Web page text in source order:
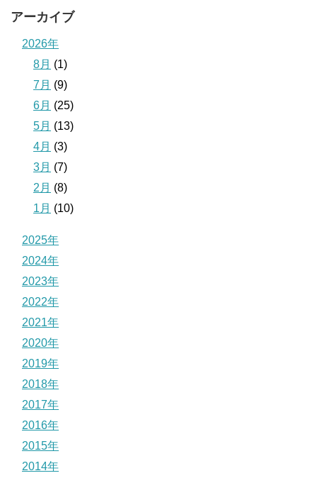
アーカイブ
2026年
8月 (1)
7月 (9)
6月 (25)
5月 (13)
4月 (3)
3月 (7)
2月 (8)
1月 (10)
2025年
2024年
2023年
2022年
2021年
2020年
2019年
2018年
2017年
2016年
2015年
2014年